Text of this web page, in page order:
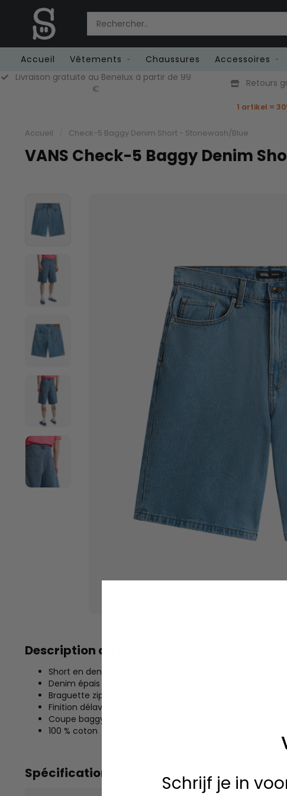
Accueil Vêtements Chaussures Accessoires
Livraison gratuite au Benelux à partir de 99
€
Retours
1 artikel =
Accueil Check-5 Baggy Denim Short - Stonewash/Blue
VANS Check-5 Baggy Denim
Description du produit
Short en denim avec un modèle classique à cinq
Denim épais qui conserve sa forme et résiste à une
Braguette zippée avec bouton pour un enfilage facile
Finition délavée pour un toucher plus doux dès le premier
Coupe baggy pour une silhouette ample et un style ultra
100 % coton
Spécifications
Schrijf je in